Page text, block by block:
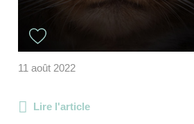
11 août 2022
Lire l'article